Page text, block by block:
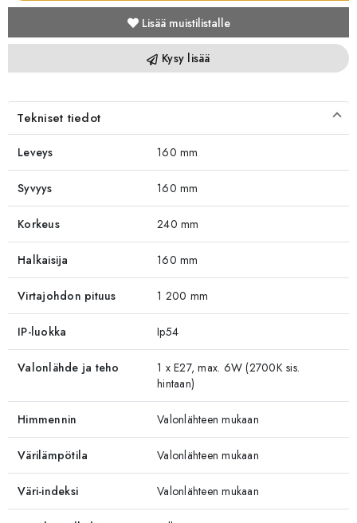
Lisää muistilistalle
Kysy lisää
Tekniset tiedot
Leveys 160 mm
Syvyys 160 mm
Korkeus 240 mm
Halkaisija 160 mm
Virtajohdon pituus 1 200 mm
IP-luokka Ip54
Valonlähde ja teho
1 x E27, max. 6W (2700K sis.
hintaan)
Himmennin Valonlähteen mukaan
Värilämpötila Valonlähteen mukaan
Väri-indeksi Valonlähteen mukaan